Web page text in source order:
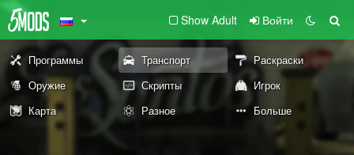
Show Adult Войти
Программы Транспорт
Раскраски
Оружие
Скрипты
Игрок
Карта
Разное Больше